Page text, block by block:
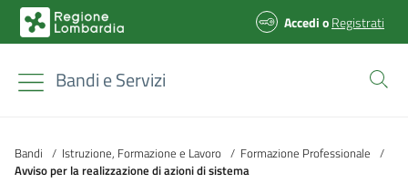
AccedioRegistrati
Bandi e Servizi
Bandi / Istruzione, Formazione e Lavoro / Formazione Professionale /
Avviso per la realizzazione di azioni di sistema